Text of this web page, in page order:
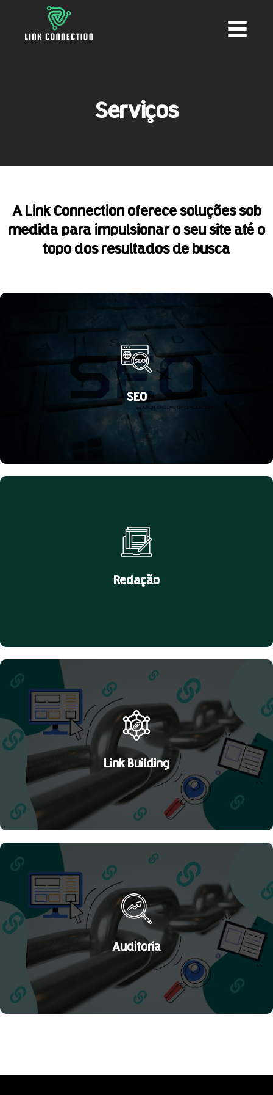
Serviços
A Link Connection oferece soluções sob
medida para impulsionar o seu site até o
topo dos resultados de busca
SEO
com palavras-chave de conversão em vendas.
Redação
Publique conteúdos únicos, sem plágio e de alta qualidade em
seu site ou blog e receba muito mais tráfego.
Saiba Mais
Link Building
Ganhe mais autoridade no Google com uma estratégia de
backlinks em seu site.
Saiba Mais
Auditoria
Resolva todos os possíveis problemas que estão atrapalhando